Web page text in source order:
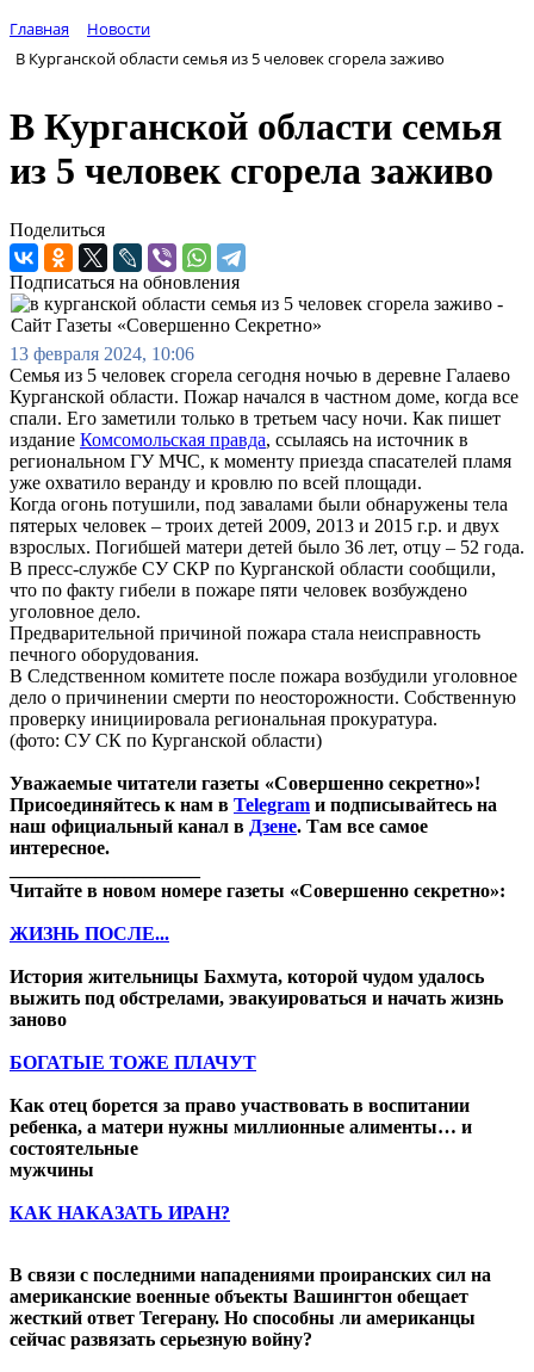
Главная
Новости
В Курганской области семья из 5 человек сгорела заживо
В Курганской области семья
из 5 человек сгорела заживо
Поделиться
Подписаться на обновления
13 февраля 2024, 10:06
Семья из 5 человек сгорела сегодня ночью в деревне Галаево
Курганской области. Пожар начался в частном доме, когда все
спали. Его заметили только в третьем часу ночи. Как пишет
издание Комсомольская правда, ссылаясь на источник в
региональном ГУ МЧС, к моменту приезда спасателей пламя
уже охватило веранду и кровлю по всей площади.
Когда огонь потушили, под завалами были обнаружены тела
пятерых человек – троих детей 2009, 2013 и 2015 г.р. и двух
взрослых. Погибшей матери детей было 36 лет, отцу – 52 года.
В пресс-службе СУ СКР по Курганской области сообщили,
что по факту гибели в пожаре пяти человек возбуждено
уголовное дело.
Предварительной причиной пожара стала неисправность
печного оборудования.
В Следственном комитете после пожара возбудили уголовное
дело о причинении смерти по неосторожности. Собственную
проверку инициировала региональная прокуратура.
(фото: СУ СК по Курганской области)
Уважаемые читатели газеты «Совершенно секретно»!
Присоединяйтесь к нам в Telegram и подписывайтесь на
наш официальный канал в Дзене. Там все самое
интересное.
Читайте в новом номере газеты «Совершенно секретно»:
ЖИЗНЬ ПОСЛЕ...
История жительницы Бахмута, которой чудом удалось
выжить под обстрелами, эвакуироваться и начать жизнь
заново
БОГАТЫЕ ТОЖЕ ПЛАЧУТ
Как отец борется за право участвовать в воспитании
ребенка, а матери нужны миллионные алименты… и
состоятельные
мужчины
КАК НАКАЗАТЬ ИРАН?
В связи с последними нападениями проиранских сил на
американские военные объекты Вашингтон обещает
жесткий ответ Тегерану. Но способны ли американцы
сейчас развязать серьезную войну?